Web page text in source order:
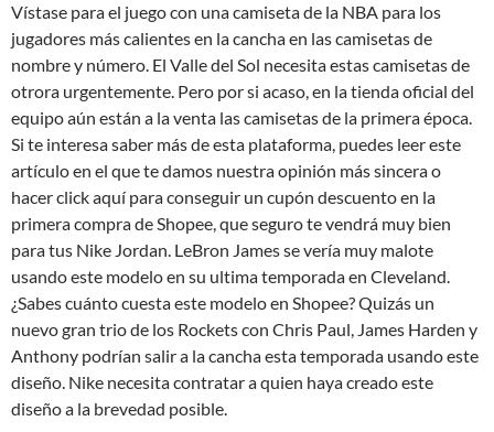
Vístase para el juego con una camiseta de la NBA para los
jugadores más calientes en la cancha en las camisetas de
nombre y número. El Valle del Sol necesita estas camisetas de
otrora urgentemente. Pero por si acaso, en la tienda oficial del
equipo aún están a la venta las camisetas de la primera época.
Si te interesa saber más de esta plataforma, puedes leer este
artículo en el que te damos nuestra opinión más sincera o
hacer click aquí para conseguir un cupón descuento en la
primera compra de Shopee, que seguro te vendrá muy bien
para tus Nike Jordan. LeBron James se vería muy malote
usando este modelo en su ultima temporada en Cleveland.
¿Sabes cuánto cuesta este modelo en Shopee? Quizás un
nuevo gran trio de los Rockets con Chris Paul, James Harden y
Anthony podrían salir a la cancha esta temporada usando este
diseño. Nike necesita contratar a quien haya creado este
diseño a la brevedad posible.